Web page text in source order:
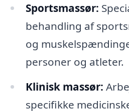
Sportsmassør:
behandling af
og
personer og atleter.
Klinisk massør:
specifikke